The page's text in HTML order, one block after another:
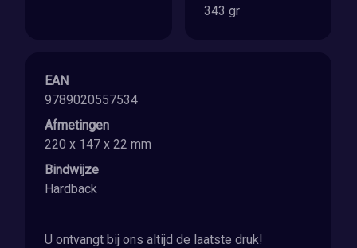
343 gr
EAN
9789020557534
Afmetingen
220 x 147 x 22 mm
Bindwijze
Hardback
U ontvangt bij ons altijd de laatste druk!